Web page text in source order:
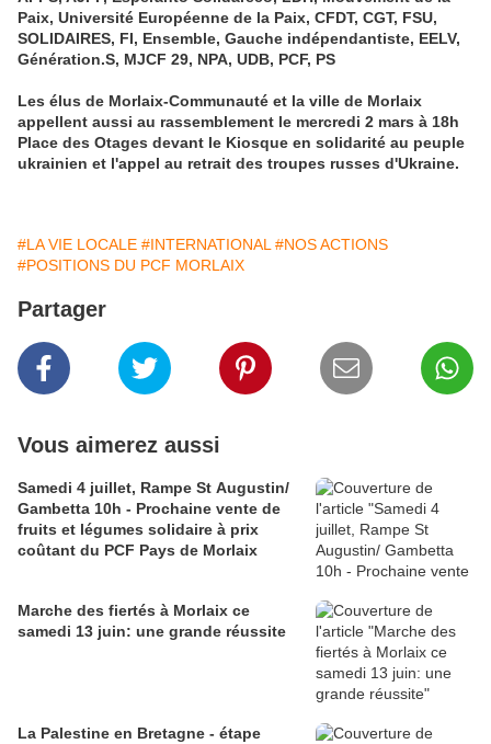
Paix, Université Européenne de la Paix, CFDT, CGT, FSU,
SOLIDAIRES, FI, Ensemble, Gauche indépendantiste, EELV,
Génération.S, MJCF 29, NPA, UDB, PCF, PS
Les élus de Morlaix-Communauté et la ville de Morlaix
appellent aussi au rassemblement le mercredi 2 mars à 18h
Place des Otages devant le Kiosque en solidarité au peuple
ukrainien et l'appel au retrait des troupes russes d'Ukraine.
#LA VIE LOCALE #INTERNATIONAL #NOS ACTIONS
#POSITIONS DU PCF MORLAIX
Partager
Vous aimerez aussi
Samedi 4 juillet, Rampe St Augustin/
Gambetta 10h - Prochaine vente de
fruits et légumes solidaire à prix
coûtant du PCF Pays de Morlaix
Marche des fiertés à Morlaix ce
samedi 13 juin: une grande réussite
La Palestine en Bretagne - étape